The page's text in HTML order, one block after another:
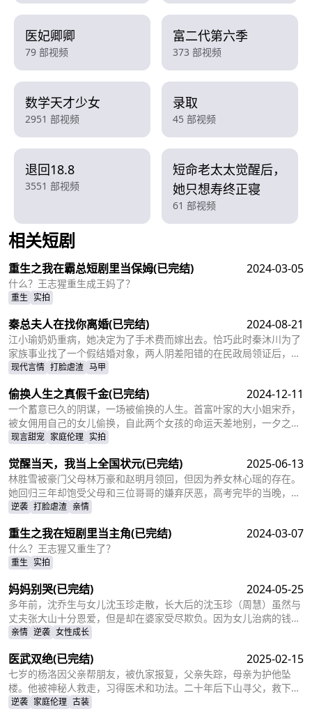
医妃卿卿
79 部视频
富二代第六季
373 部视频
数学天才少女
2951 部视频
录取
45 部视频
退回18.8
3551 部视频
短命老太太觉醒后，
她只想寿终正寝
61 部视频
相关短剧
重生之我在霸总短剧里当保姆(已完结) 2024-03-05
什么？王志猩重生成王妈了？
重生 实拍
秦总夫人在找你离婚(已完结) 2024-08-21
江小瑜奶奶重病，她决定为了手术费而嫁出去。恰巧此时秦沐川为了
家族事业找了一个假结婚对象，两人阴差阳错的在民政局领证后，秦
沐川计划一年后离婚并留下电话。一年后，江小瑜在秦沐川的公司面
现代言情 打脸虐渣 马甲
偷换人生之真假千金(已完结) 2024-12-11
一个蓄意已久的阴谋，一场被偷换的人生。首富叶家的大小姐宋乔，
被女佣用自己的女儿偷换，自此两个女孩的命运天差地别，一夕之间
本该是天之骄女的宋乔沦落为佣人女儿，从小备受折磨。而本该贫穷
现言甜宠 家庭伦理 实拍
觉醒当天，我当上全国状元(已完结) 2025-06-13
林胜雪被豪门父母林万豪和赵明月领回，但因为养女林心瑶的存在。
她回归三年却饱受父母和三位哥哥的嫌弃厌恶，高考完毕的当晚，更
是因为救出被林心瑶撞成植物人的傅芊芊，被亲生父母和三个哥哥联
面对三位哥哥施舍和不屑，林胜雪果断跟她们断绝关系，还在状元宴
上用全国状元的满分成绩，横扫父母和三位哥哥嘲笑和不屑。
逆袭 打脸虐渣 亲情
重生之我在短剧里当主角(已完结) 2024-03-07
什么？王志猩又重生了？
重生 实拍
妈妈别哭(已完结) 2024-05-25
多年前，沈乔生与女儿沈玉珍走散，长大后的沈玉珍（周慧）虽然与
丈夫张大山十分恩爱，但是却在婆家受尽欺负。因为女儿治病的钱被
婆婆抢走，丈夫为了赚快钱意外“死亡”，周慧肚子里的二胎也因为婆
女儿，却不想自己的婆婆和小叔子一家正在谋算着将丈夫的高额抚恤
金据为己有，而此时的沈乔生也匆匆赶到......
亲情 逆袭 女性成长
医武双绝(已完结) 2025-02-15
七岁的杨洛因父亲帮朋友，被仇家报复，父亲失踪，母亲为护他坠
楼。他被神秘人救走，习得医术和功法。二十年后下山寻父，救下被
跟踪的苏轻眉和她小姨，又因柳家女儿当日结婚退了婚约，被苏轻眉
逆袭 家庭伦理 古装